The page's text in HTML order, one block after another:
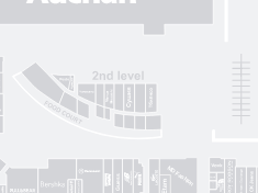
Guess MD Fashion